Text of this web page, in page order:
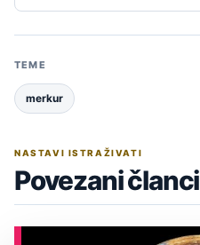
TEME
merkur
NASTAVI ISTRAŽIVATI
Povezani članci